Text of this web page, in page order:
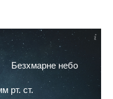
Безхмарне небо
рт. ст.